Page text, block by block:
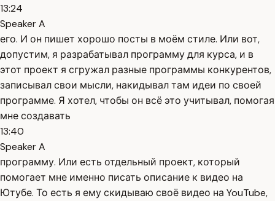
13:24
Speaker A
его. И он пишет хорошо посты в моём стиле. Или вот,
допустим, я разрабатывал программу для курса, и в
этот проект я сгружал разные программы конкурентов,
записывал свои мысли, накидывал там идеи по своей
программе. Я хотел, чтобы он всё это учитывал, помогая
мне создавать
13:40
Speaker A
программу. Или есть отдельный проект, который
помогает мне именно писать описание к видео на
Ютубе. То есть я ему скидываю своё видео на YouTube,